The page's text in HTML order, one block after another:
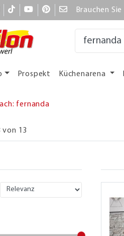
Brauchen
Prospekt Küchenarena
fernanda
13